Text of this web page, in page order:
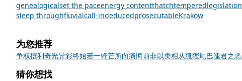
genealogicalset the paceenergy contentthatchtemperedlegislation
sleep throughfluvialcall-indeducedprosecutableKrakow
为您推荐
争权攘利奇光异彩终始若一锋芒所向痛悔前非以类相从狐狸尾巴逢君之恶
猜你想找